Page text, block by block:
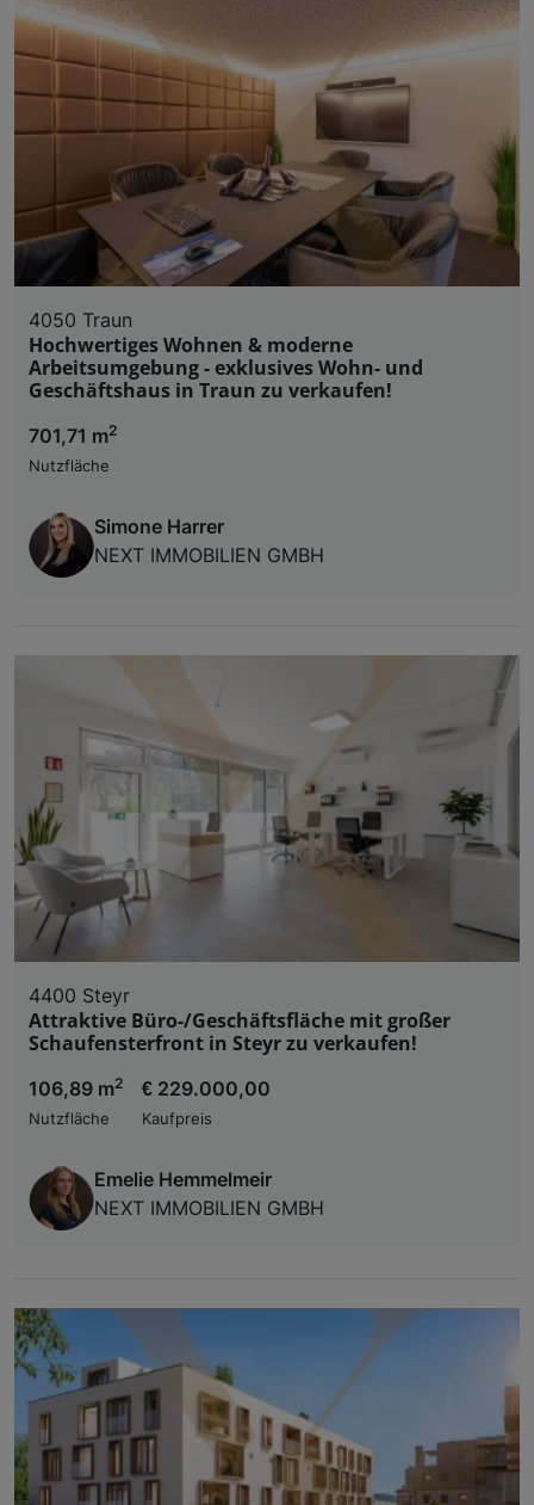
4050 Traun
Hochwertiges Wohnen & moderne
Arbeitsumgebung - exklusives Wohn- und
Geschäftshaus in Traun zu verkaufen!
701,71 m2
Nutzfläche
Simone Harrer
NEXT IMMOBILIEN GMBH
4400 Steyr
Attraktive Büro-/Geschäftsfläche mit großer
Schaufensterfront in Steyr zu verkaufen!
106,89 m2
Nutzfläche
€ 229.000,00
Kaufpreis
Emelie Hemmelmeir
NEXT IMMOBILIEN GMBH